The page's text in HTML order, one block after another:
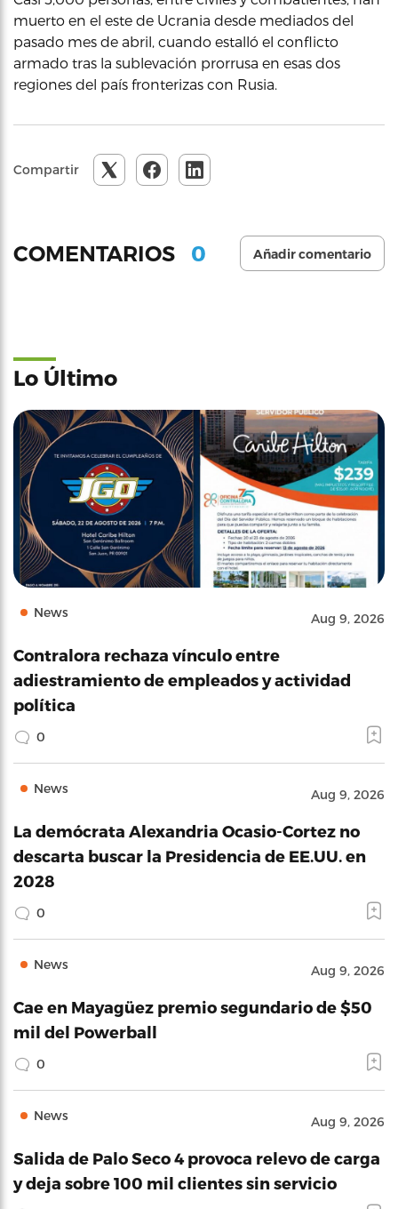
muerto en el este de Ucrania desde mediados del
pasado mes de abril, cuando estalló el conflicto
armado tras la sublevación prorrusa en esas dos
regiones del país fronterizas con Rusia.
Compartir
COMENTARIOS 0 Añadir comentario
Lo Último
News Aug 9, 2026
Contralora rechaza vínculo entre
adiestramiento de empleados y actividad
política
0
News Aug 9, 2026
La demócrata Alexandria Ocasio-Cortez no
descarta buscar la Presidencia de EE.UU. en
2028
0
News Aug 9, 2026
Cae en Mayagüez premio segundario de $50
mil del Powerball
0
News Aug 9, 2026
Salida de Palo Seco 4 provoca relevo de carga
y deja sobre 100 mil clientes sin servicio